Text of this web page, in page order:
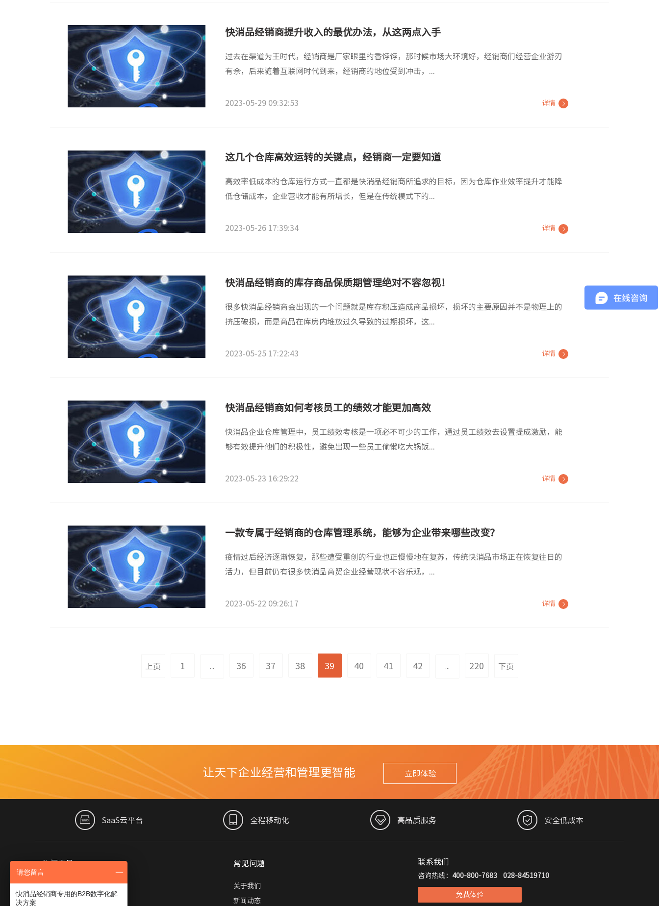
快消品经销商提升收入的最优办法，从这两点入手
过去在渠道为王时代，经销商是厂家眼里的香饽饽，那时候市场大环境好，经销商们经营企业游刃
有余，后来随着互联网时代到来，经销商的地位受到冲击，...
2023-05-29 09:32:53 详情
这几个仓库高效运转的关键点，经销商一定要知道
高效率低成本的仓库运行方式一直都是快消品经销商所追求的目标，因为仓库作业效率提升才能降
低仓储成本，企业营收才能有所增长，但是在传统模式下的...
2023-05-26 17:39:34 详情
快消品经销商的库存商品保质期管理绝对不容忽视！
很多快消品经销商会出现的一个问题就是库存积压造成商品损坏，损坏的主要原因并不是物理上的
挤压破损，而是商品在库房内堆放过久导致的过期损坏，这...
2023-05-25 17:22:43 详情
快消品经销商如何考核员工的绩效才能更加高效
快消品企业仓库管理中，员工绩效考核是一项必不可少的工作，通过员工绩效去设置提成激励，能
够有效提升他们的积极性，避免出现一些员工偷懒吃大锅饭...
2023-05-23 16:29:22 详情
一款专属于经销商的仓库管理系统，能够为企业带来哪些改变？
疫情过后经济逐渐恢复，那些遭受重创的行业也正慢慢地在复苏，传统快消品市场正在恢复往日的
活力，但目前仍有很多快消品商贸企业经营现状不容乐观，...
2023-05-22 09:26:17 详情
上页 1 36 37 38 39 40 41 42 220 下页
让天下企业经营和管理更智能 立即体验
SaaS云平台 全程移动化 高品质服务 安全低成本
热门产品 常见问题
关于我们
新闻动态
联系我们
咨询热线： 400-800-7683 028-84519710
免费体验
请您留言
快消品经销商专用的B2B数字化解
决方案